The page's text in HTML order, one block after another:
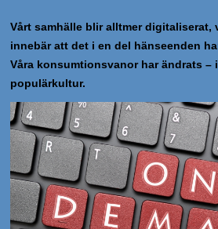
Vårt samhälle blir alltmer
innebär att det i en del hänseenden
Våra konsumtionsvanor har ändrats –
populärkultur.